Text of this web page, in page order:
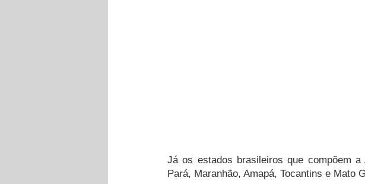
Já os estados brasileiros que compõem a
Pará, Maranhão, Amapá, Tocantins e Mato